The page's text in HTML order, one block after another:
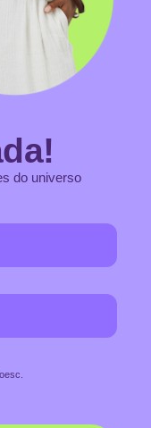
do universo